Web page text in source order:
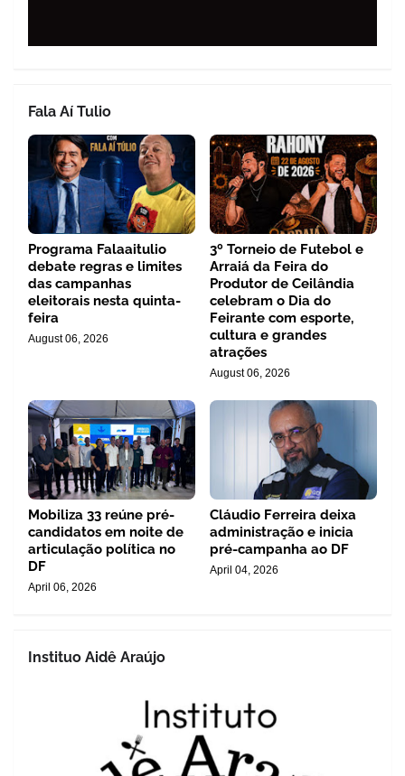
Fala Aí Tulio
Programa Falaaitulio
debate regras e limites
das campanhas
eleitorais nesta quinta-
feira
August 06, 2026
3º Torneio de Futebol e
Arraiá da Feira do
Produtor de Ceilândia
celebram o Dia do
Feirante com esporte,
cultura e grandes
atrações
August 06, 2026
Mobiliza 33 reúne pré-
candidatos em noite de
articulação política no
DF
April 06, 2026
Cláudio Ferreira deixa
administração e inicia
pré-campanha ao DF
April 04, 2026
Instituo Aidê Araújo